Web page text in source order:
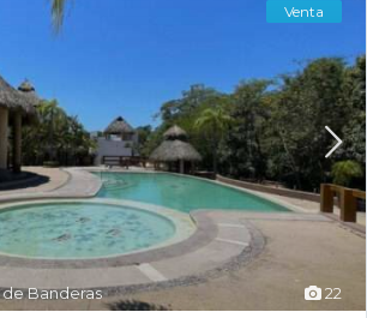
22
Banderas
Venta